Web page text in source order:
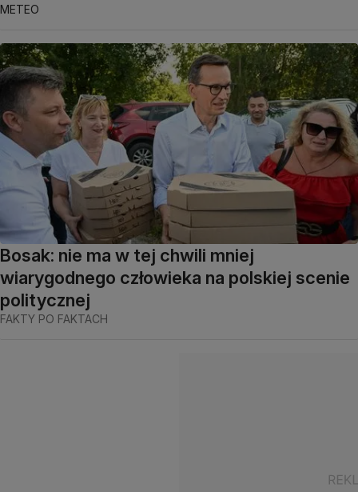
METEO
Bosak: nie ma w tej chwili mniej
wiarygodnego człowieka na polskiej scenie
politycznej
FAKTY PO FAKTACH